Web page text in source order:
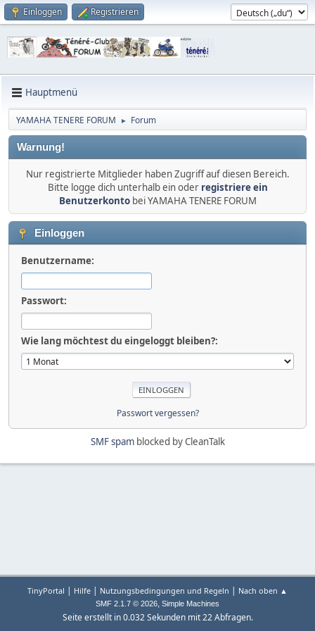
Einloggen Registrieren
Hauptmenü
YAMAHA TENERE FORUM ► Forum
Warnung!
Nur registrierte Mitglieder haben Zugriff auf diesen Bereich.
Bitte logge dich unterhalb ein oder registriere ein
Benutzerkontobei YAMAHA TENERE FORUM
Einloggen
Benutzername:
Passwort:
Wie lang möchtest du eingeloggt bleiben?:
Passwort vergessen?
SMF spamblocked by CleanTalk
TinyPortal | Hilfe | Nutzungsbedingungen und Regeln | Nach oben ▲
SMF 2.1.7 © 2026, Simple Machines
Seite erstellt in 0.032 Sekunden mit 22 Abfragen.